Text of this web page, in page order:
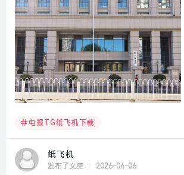
电报TG纸飞机下载
纸飞机
发布了文章 2026-04-06